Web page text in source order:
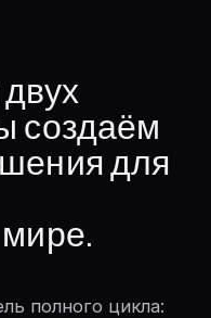
создаём
для
полного цикла: